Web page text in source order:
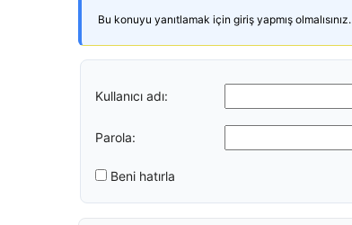
Bu konuyu yanıtlamak için giriş yapmış olmalısınız.
Kullanıcı adı:
Parola:
Beni hatırla